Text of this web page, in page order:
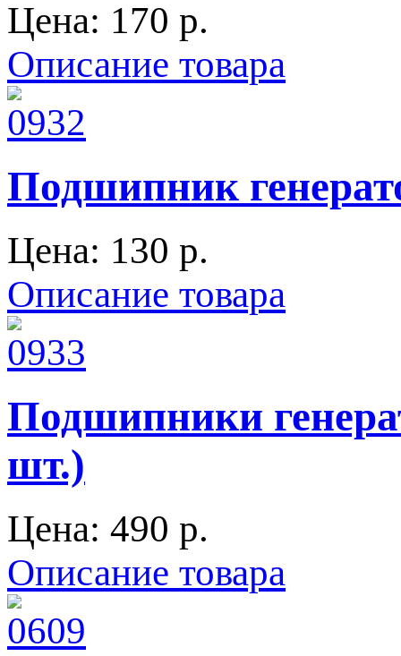
Цена: 170 p.
Описание товара
Подшипник
Цена: 130 p.
Описание товара
Подшипники
шт.)
Цена: 490 p.
Описание товара